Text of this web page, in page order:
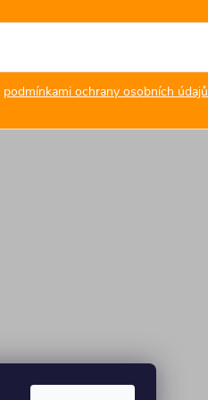
podmínkami ochrany osobních údajů